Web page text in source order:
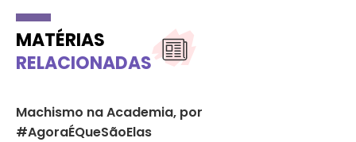
MATÉRIAS
RELACIONADAS
Machismo na Academia, por
#AgoraÉQueSãoElas